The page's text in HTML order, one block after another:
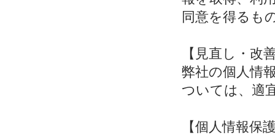
同意を得るも
【見直し・改
弊社の個人情
ついては、適
【個人情報保